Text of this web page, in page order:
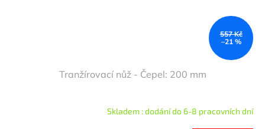
557 Kč
–21 %
Tranžírovací nůž - Čepel: 200 mm
Skladem : dodání do 6-8 pracovních dní